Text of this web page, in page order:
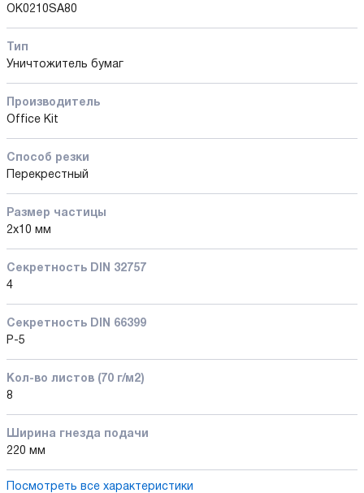
OK0210SA80
Тип
Уничтожитель бумаг
Производитель
Office Kit
Способ резки
Перекрестный
Размер частицы
2x10 мм
Секретность DIN 32757
4
Секретность DIN 66399
P-5
Кол-во листов (70 г/м2)
8
Ширина гнезда подачи
220 мм
Посмотреть все характеристики